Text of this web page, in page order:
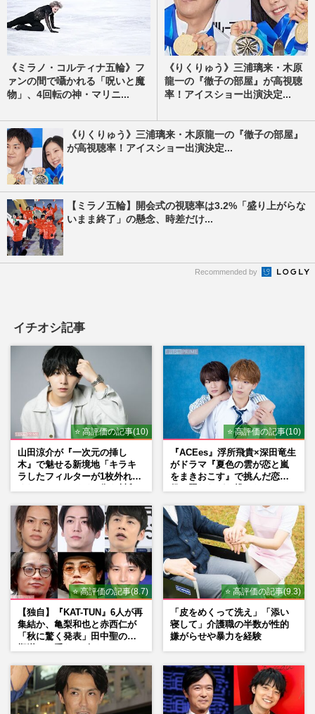
《ミラノ・コルティナ五輪》フ
ァンの間で囁かれる「呪いと魔
物」、4回転の神・マリニ...
《りくりゅう》三浦璃来・木原
龍一の『徹子の部屋』が高視聴
率！アイスショー出演決定...
《りくりゅう》三浦璃来・木原龍一の『徹子の部屋』
が高視聴率！アイスショー出演決定...
【ミラノ五輪】開会式の視聴率は3.2%「盛り上がらな
いまま終了」の懸念、時差だけ...
Recommended by
イチオシ記事
⭐ 高評価の記事(10)
山田涼介が『一次元の挿し
木』で魅せる新境地「キラキ
ラしたフィルターが1枚外れて
⭐ 高評価の記事(10)
『ACEes』浮所飛貴×深田竜生
がドラマ『夏色の雲が恋と嵐
をまきおこす』で挑んだ恋人
⭐ 高評価の記事(8.7)
【独自】『KAT-TUN』6人が再
集結か、亀梨和也と赤西仁が
「秋に驚く発表」田中聖の刑
⭐ 高評価の記事(9.3)
「皮をめくって洗え」「添い
寝して」介護職の半数が性的
嫌がらせや暴力を経験